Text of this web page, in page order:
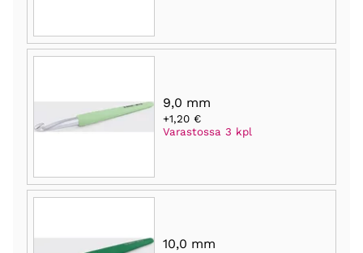
9,0 mm
+1,20 €
Varastossa 3 kpl
10,0 mm